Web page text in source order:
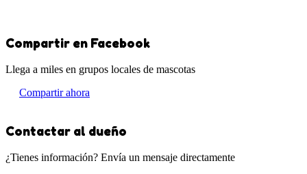
Compartir en Facebook
Llega a miles en grupos locales de mascotas
Compartir ahora
Contactar al dueño
¿Tienes información? Envía un mensaje directamente